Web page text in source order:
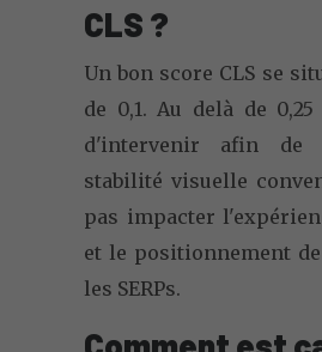
CLS ?
Un bon score CLS se
de 0,1. Au delà de
d'intervenir afin de
stabilité visuelle
pas impacter
et le positionnement
les SERPs.
Comment est